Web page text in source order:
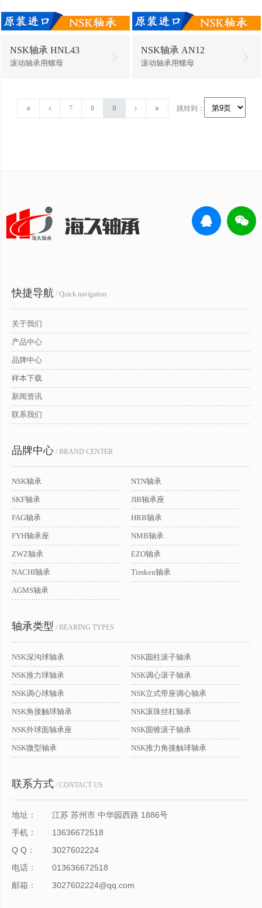
NSK轴承 HNL43
滚动轴承用螺母
NSK轴承 AN12
滚动轴承用螺母
7 8 9 跳转到：
快捷导航 / Quick navigation
关于我们
产品中心
品牌中心
样本下载
新闻资讯
联系我们
品牌中心 / BRAND CENTER
NSK轴承 NTN轴承
SKF轴承 JIB轴承座
FAG轴承 HRB轴承
FYH轴承座 NMB轴承
ZWZ轴承 EZO轴承
NACHI轴承 Timken轴承
AGMS轴承
轴承类型 / BEARING TYPES
NSK深沟球轴承 NSK圆柱滚子轴承
NSK推力球轴承 NSK调心滚子轴承
NSK调心球轴承 NSK立式带座调心轴承
NSK角接触球轴承 NSK滚珠丝杠轴承
NSK外球面轴承座 NSK圆锥滚子轴承
NSK微型轴承 NSK推力角接触球轴承
联系方式 / CONTACT US
地址：
江苏 苏州市 中华园西路 1886号
手机：
13636672518
Q Q：
3027602224
电话：
013636672518
邮箱：
3027602224@qq.com